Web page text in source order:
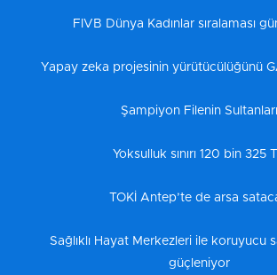
FIVB Dünya Kadınlar sıralaması
Yapay zeka projesinin yürütücülüğünü
Şampiyon Filenin Sultanları
Yoksulluk sınırı 120 bin 325
TOKİ Antep’te de arsa
Sağlıklı Hayat Merkezleri ile koruyucu
güçleniyor